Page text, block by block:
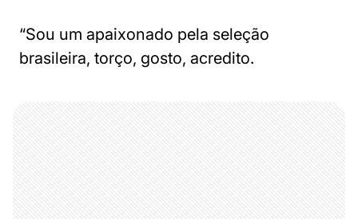
“Sou um apaixonado pela seleção
brasileira, torço, gosto, acredito.